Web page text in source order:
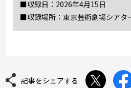
■収録⽇：2026年4⽉15⽇
■収録場所：東京芸術劇場シアタ
記事をシェアする